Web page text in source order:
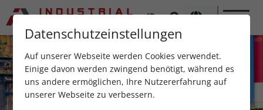
Datenschutzeinstellungen
Auf unserer Webseite werden Cookies verwendet.
Einige davon werden zwingend benötigt, während es
uns andere ermöglichen, Ihre Nutzererfahrung auf
unserer Webseite zu verbessern.